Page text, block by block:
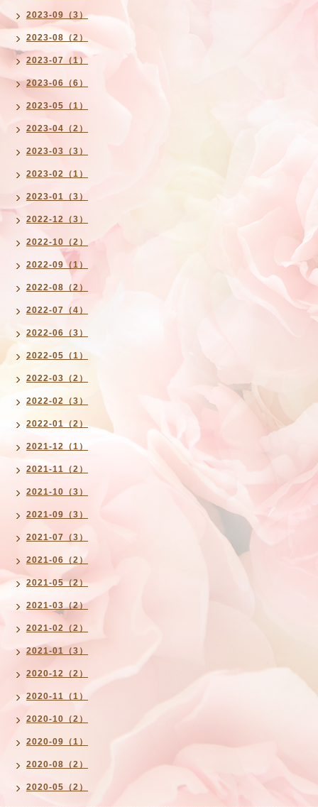
2023-09（3）
2023-08（2）
2023-07（1）
2023-06（6）
2023-05（1）
2023-04（2）
2023-03（3）
2023-02（1）
2023-01（3）
2022-12（3）
2022-10（2）
2022-09（1）
2022-08（2）
2022-07（4）
2022-06（3）
2022-05（1）
2022-03（2）
2022-02（3）
2022-01（2）
2021-12（1）
2021-11（2）
2021-10（3）
2021-09（3）
2021-07（3）
2021-06（2）
2021-05（2）
2021-03（2）
2021-02（2）
2021-01（3）
2020-12（2）
2020-11（1）
2020-10（2）
2020-09（1）
2020-08（2）
2020-05（2）